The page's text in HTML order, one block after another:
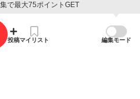
で最大75ポイントGET
投稿マイリスト 編集モード